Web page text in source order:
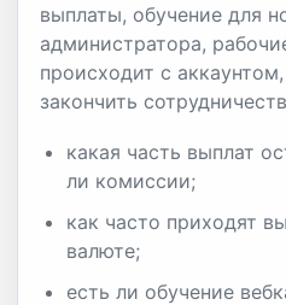
выплаты, обучение для
администратора,
происходит с
закончить
какая часть выплат
ли комиссии;
как часто приходят
валюте;
есть ли обучение